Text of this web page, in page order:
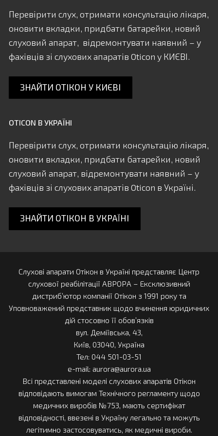
067-770-81-07
ПП "Слух-сервіс"
Лікувально-діагностичний центр.
Запоріжжя
050-98-65-090
вул. Олекси Тихого, 17
099-708-95-50
Поліклініка ЦМЛ.
Краматорський Центр слухової реабілітації
II. Краматорськ
вулиця Героїв України, 16
099-177-95-55
067-702-14-00
Центр аудіології, слухової реабілітації та
слухопротезування “ЕРГО-Я”,лікар-сурдолог
Ярослава Лесів
Львів, вул. Київська 28а/1
ПН-ПТ: 9:00-18:00 СБ,НД: вихідний
III. Львів
вул. Залізнична, буд. 7
ПН-ПТ: 09:00 - 19:00 СБ: 09:00 - 14:00 НД: вихідний
096-281-37-31
Приватний кабінет "Доктор Пучкова"
Пучкова Соломія Степанівна
Перевірити слух, отримати консультацію лікаря,
оновити вкладки, придбати батарейки, новий
слуховий апарат, відремонтувати наявний – у
фахівців зі слухових апаратів Oticon у КИЄВІ.
ЗНАЙТИ ОТІКОН У КИЄВІ
OTICON В УКРАЇНІ
Перевірити слух, отримати консультацію лікаря,
оновити вкладки, придбати батарейки, новий
слуховий апарат, відремонтувати наявний – у
фахівців зі слухових апаратів Oticon в Україні.
ЗНАЙТИ ОТІКОН В УКРАЇНІ
Слухові апарати Отікон в Україні представляє Центр
слухової реабілітації АВРОРА – Ексклюзивний
дистриб’ютор компанії Отікон з 1991 року та
Уповноважений представник щодо вчинення юридичних
дій стосовно її обов’язків
вул. Деміївська, 43,
Київ, 03040, Україна
Тел: 044 501-03-51
e-mail: aurora@aurora.ua
Всі представлені моделі слухових апаратів Отікон
відповідають вимогам Технічного регламенту щодо
медичних виробів №753, мають сертифікат
відповідності, ввезені в Україну легально та можуть
легітимно застосовуватись, як медичні вироби.